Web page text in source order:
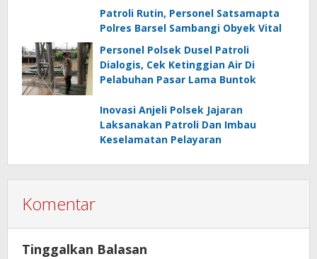
Patroli Rutin, Personel Satsamapta
Polres Barsel Sambangi Obyek Vital
Personel Polsek Dusel Patroli
Dialogis, Cek Ketinggian Air Di
Pelabuhan Pasar Lama Buntok
Inovasi Anjeli Polsek Jajaran
Laksanakan Patroli Dan Imbau
Keselamatan Pelayaran
Komentar
Tinggalkan Balasan